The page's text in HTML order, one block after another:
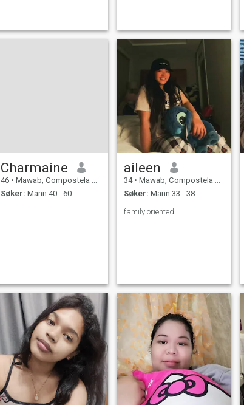
Charmaine
46 • Mawab, Compostela Valley, Filippinene
Søker: Mann 40 - 60
aileen
34 • Mawab, Compostela Valley, Filippinene
Søker: Mann 33 - 38
family oriented